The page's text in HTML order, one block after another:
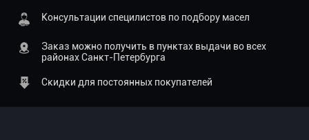
Консультации специлистов по подбору масел
Заказ можно получить в пунктах выдачи во всех
районах Санкт-Петербурга
Скидки для постоянных покупателей